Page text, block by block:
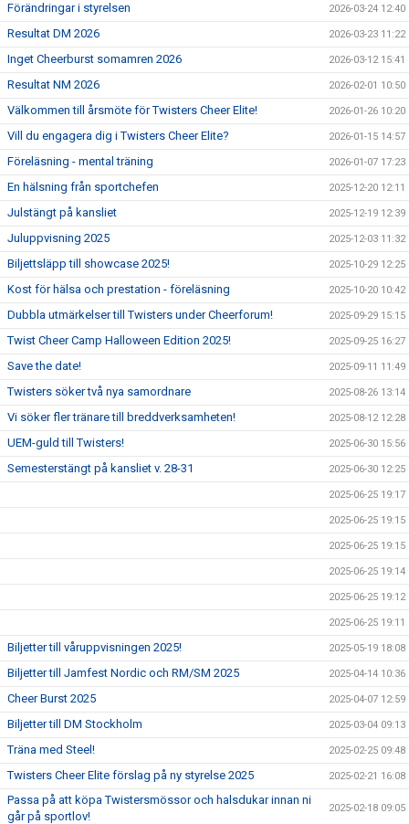
Förändringar i styrelsen 2026-03-24 12:40
Resultat DM 2026 2026-03-23 11:22
Inget Cheerburst somamren 2026 2026-03-12 15:41
Resultat NM 2026 2026-02-01 10:50
Välkommen till årsmöte för Twisters Cheer Elite! 2026-01-26 10:20
Vill du engagera dig i Twisters Cheer Elite? 2026-01-15 14:57
Föreläsning - mental träning 2026-01-07 17:23
En hälsning från sportchefen 2025-12-20 12:11
Julstängt på kansliet 2025-12-19 12:39
Juluppvisning 2025 2025-12-03 11:32
Biljettsläpp till showcase 2025! 2025-10-29 12:25
Kost för hälsa och prestation - föreläsning 2025-10-20 10:42
Dubbla utmärkelser till Twisters under Cheerforum! 2025-09-29 15:15
Twist Cheer Camp Halloween Edition 2025! 2025-09-25 16:27
Save the date! 2025-09-11 11:49
Twisters söker två nya samordnare 2025-08-26 13:14
Vi söker fler tränare till breddverksamheten! 2025-08-12 12:28
UEM-guld till Twisters! 2025-06-30 15:56
Semesterstängt på kansliet v. 28-31 2025-06-30 12:25
2025-06-25 19:17
2025-06-25 19:15
2025-06-25 19:15
2025-06-25 19:14
2025-06-25 19:12
2025-06-25 19:11
Biljetter till våruppvisningen 2025! 2025-05-19 18:08
Biljetter till Jamfest Nordic och RM/SM 2025 2025-04-14 10:36
Cheer Burst 2025 2025-04-07 12:59
Biljetter till DM Stockholm 2025-03-04 09:13
Träna med Steel! 2025-02-25 09:48
Twisters Cheer Elite förslag på ny styrelse 2025 2025-02-21 16:08
Passa på att köpa Twistersmössor och halsdukar innan ni
går på sportlov!
2025-02-18 09:05